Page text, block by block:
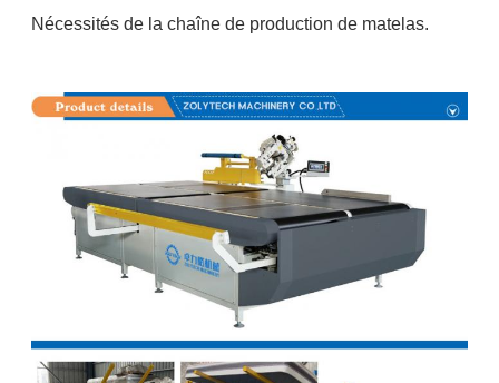
Nécessités de la chaîne de production de matelas.